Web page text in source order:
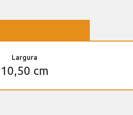
Largura
10,50 cm